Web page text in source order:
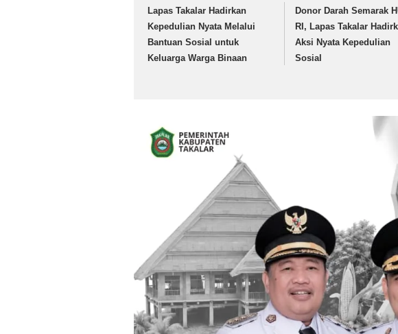
Lapas Takalar Hadirkan
Kepedulian Nyata Melalui
Bantuan Sosial untuk
Keluarga Warga Binaan
Donor Darah Semarak
RI, Lapas Takalar
Aksi Nyata Kepedulian
Sosial